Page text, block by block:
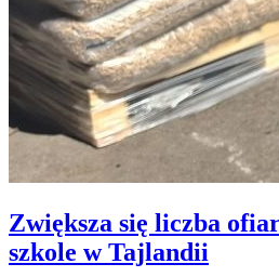
Zwiększa się liczba
szkole w Tajlandii